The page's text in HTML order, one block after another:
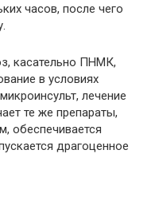
часов, после чего
касательно ПНМК,
в условиях
лечение
те же препараты,
обеспечивается
драгоценное